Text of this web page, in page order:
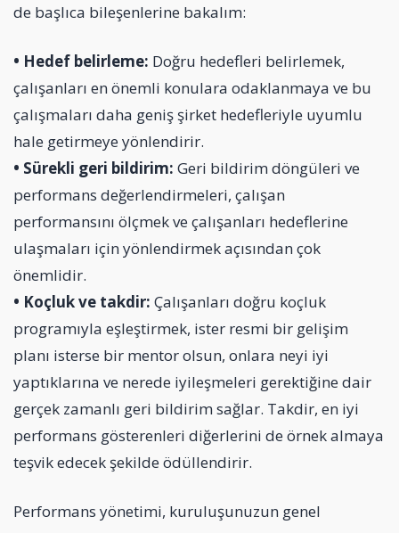
de başlıca bileşenlerine bakalım:
• Hedef belirleme: Doğru hedefleri belirlemek,
çalışanları en önemli konulara odaklanmaya ve bu
çalışmaları daha geniş şirket hedefleriyle uyumlu
hale getirmeye yönlendirir.
• Sürekli geri bildirim: Geri bildirim döngüleri ve
performans değerlendirmeleri, çalışan
performansını ölçmek ve çalışanları hedeflerine
ulaşmaları için yönlendirmek açısından çok
önemlidir.
• Koçluk ve takdir: Çalışanları doğru koçluk
programıyla eşleştirmek, ister resmi bir gelişim
planı isterse bir mentor olsun, onlara neyi iyi
yaptıklarına ve nerede iyileşmeleri gerektiğine dair
gerçek zamanlı geri bildirim sağlar. Takdir, en iyi
performans gösterenleri diğerlerini de örnek almaya
teşvik edecek şekilde ödüllendirir.
Performans yönetimi, kuruluşunuzun genel